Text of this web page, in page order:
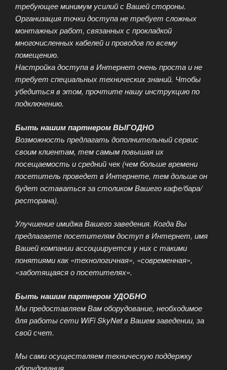
требующее минимум усилий с Вашей стороны.
Организация точки доступа не требует сложных
монтажных работ, связанных с прокладкой
многочисленных кабелей и проводов по всему
помещению.
Настройка доступа в Интернет очень проста и не
требует специальных технических знаний. Чтобы
убедиться в этом, прочтите нашу инструкцию по
подключению.
Быть нашим партнером ВЫГОДНО
Возможность предлагать дополнительный сервис
своим клиентам, тем самым повышая их
посещаемость и средний чек (чем больше времени
посетитель проведет в Интернете, тем дольше он
будет оставаться за столиком Вашего кафе/бара/
ресторана).
Улучшение имиджа Вашего заведения. Когда Вы
предлагаете посетителям доступ в Интернет, имя
Вашей компании ассоциируется у них с такими
понятиями как «технологичная», «современная»,
«заботящаяся о посетителях».
Быть нашим партнером УДОБНО
Мы предоставляем Вам оборудование, необходимое
для работы сети WiFi SkyNet в Вашем заведении, за
свой счет.
Мы сами осуществляем техническую поддержку
оборудования.